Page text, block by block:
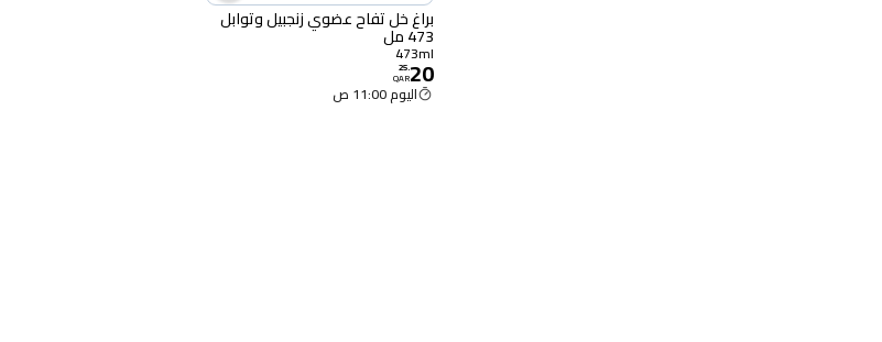
براغ خل تفاح عضوي زنجبيل وتوابل
473 مل
473ml
20
.
25
QAR
اليوم 11:00 ص